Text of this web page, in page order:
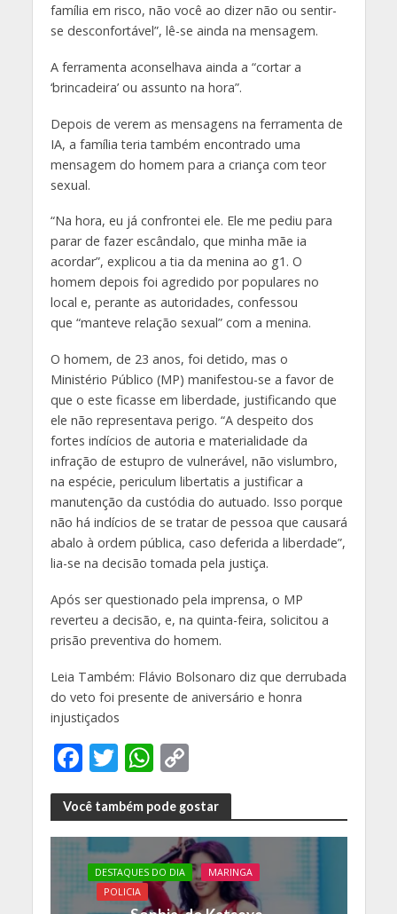
família em risco, não você ao dizer não ou sentir-
se desconfortável”, lê-se ainda na mensagem.
A ferramenta aconselhava ainda a “cortar a
‘brincadeira’ ou assunto na hora”.
Depois de verem as mensagens na ferramenta de
IA, a família teria também encontrado uma
mensagem do homem para a criança com teor
sexual.
“Na hora, eu já confrontei ele. Ele me pediu para
parar de fazer escândalo, que minha mãe ia
acordar”, explicou a tia da menina ao g1. O
homem depois foi agredido por populares no
local e, perante as autoridades, confessou
que “manteve relação sexual” com a menina.
O homem, de 23 anos, foi detido, mas o
Ministério Público (MP) manifestou-se a favor de
que o este ficasse em liberdade, justificando que
ele não representava perigo. “A despeito dos
fortes indícios de autoria e materialidade da
infração de estupro de vulnerável, não vislumbro,
na espécie, periculum libertatis a justificar a
manutenção da custódia do autuado. Isso porque
não há indícios de se tratar de pessoa que causará
abalo à ordem pública, caso deferida a liberdade”,
lia-se na decisão tomada pela justiça.
Após ser questionado pela imprensa, o MP
reverteu a decisão, e, na quinta-feira, solicitou a
prisão preventiva do homem.
Leia Também: Flávio Bolsonaro diz que derrubada
do veto foi presente de aniversário e honra
injustiçados
F
ac
e
b
o
o
T
w
itt
er
W
h
at
s
A
p
C
o
p
y
Li
n
Você também pode gostar
DESTAQUES DO DIA
MARINGA
POLICIA